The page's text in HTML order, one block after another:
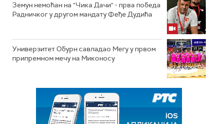
Земун немоћан на "Чика Дачи" - прва победа
Радничког у другом мандату Феђе Дудића
Универзитет Обурн савладао Мегу у првом
припремном мечу на Миконосу